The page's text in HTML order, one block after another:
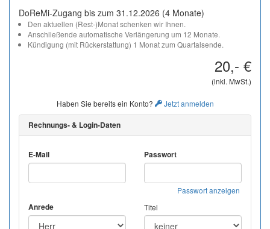
DoReMi-Zugang bis zum 31.12.2026 (4 Monate)
Den aktuellen (Rest-)Monat schenken wir Ihnen.
Anschließende automatische Verlängerung um 12 Monate.
Kündigung (mit Rückerstattung) 1 Monat zum Quartalsende.
20,- €
(inkl. MwSt.)
Haben Sie bereits ein Konto? Jetzt anmelden
Rechnungs- & Login-Daten
E-Mail Passwort
Passwort anzeigen
Anrede Titel